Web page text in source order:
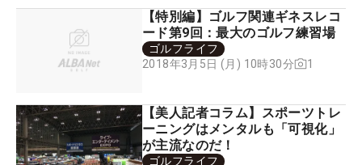
【特別編】ゴルフ関連ギネスレコ
ード第9回：最大のゴルフ練習場
ゴルフライフ
2018年3月5日 (月) 10時30分
1
【美人記者コラム】スポーツトレ
ーニングはメンタルも「可視化」
が主流なのだ！
ゴルフライフ